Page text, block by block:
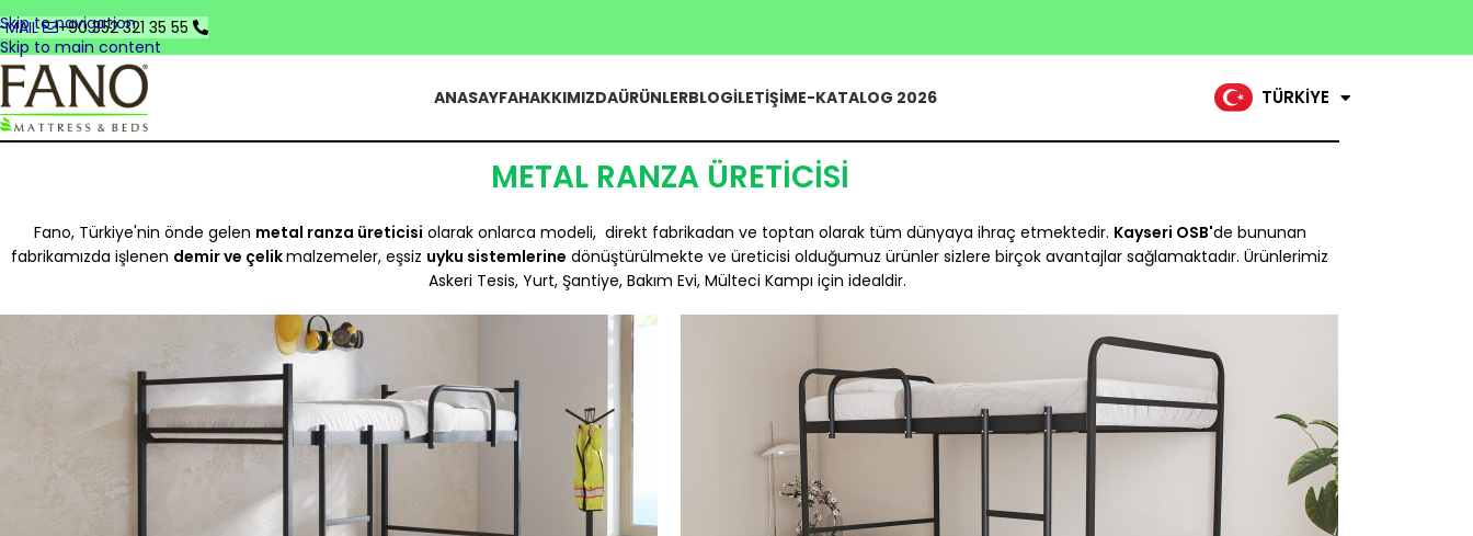
Skip to navigation
Skip to main content
MAIL +90 352 321 35 55
ANASAYFAHAKKIMIZDAÜRÜNLERBLOGİLETIŞIME-KATALOG 2026 TÜRKİYE
FRANCE
السعودية
METAL RANZA ÜRETİCİSİ
Fano, Türkiye'nin önde gelen metal ranza üreticisi olarak onlarca modeli, direkt fabrikadan ve toptan olarak tüm dünyaya ihraç etmektedir. Kayseri OSB'de bununan
fabrikamızda işlenen demir ve çelikmalzemeler, eşsiz uyku sistemlerine dönüştürülmekte ve üreticisi olduğumuz ürünler sizlere birçok avantajlar sağlamaktadır. Ürünlerimiz
Askeri Tesis, Yurt, Şantiye, Bakım Evi, Mülteci Kampı için idealdir.